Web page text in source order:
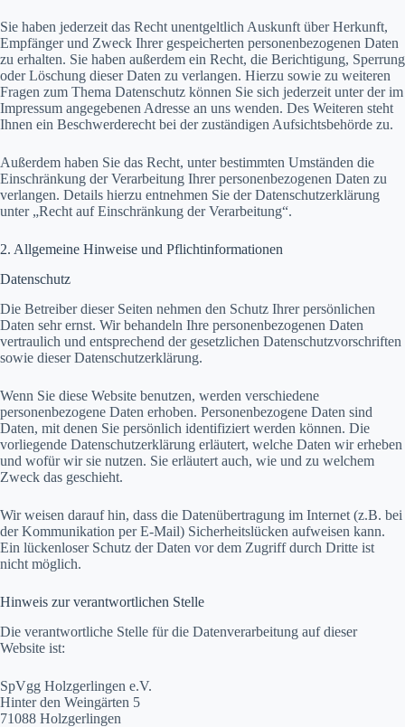
Sie haben jederzeit das Recht unentgeltlich Auskunft über Herkunft,
Empfänger und Zweck Ihrer gespeicherten personenbezogenen Daten
zu erhalten. Sie haben außerdem ein Recht, die Berichtigung, Sperrung
oder Löschung dieser Daten zu verlangen. Hierzu sowie zu weiteren
Fragen zum Thema Datenschutz können Sie sich jederzeit unter der im
Impressum angegebenen Adresse an uns wenden. Des Weiteren steht
Ihnen ein Beschwerderecht bei der zuständigen Aufsichtsbehörde zu.
Außerdem haben Sie das Recht, unter bestimmten Umständen die
Einschränkung der Verarbeitung Ihrer personenbezogenen Daten zu
verlangen. Details hierzu entnehmen Sie der Datenschutzerklärung
unter „Recht auf Einschränkung der Verarbeitung“.
2. Allgemeine Hinweise und Pflichtinformationen
Datenschutz
Die Betreiber dieser Seiten nehmen den Schutz Ihrer persönlichen
Daten sehr ernst. Wir behandeln Ihre personenbezogenen Daten
vertraulich und entsprechend der gesetzlichen Datenschutzvorschriften
sowie dieser Datenschutzerklärung.
Wenn Sie diese Website benutzen, werden verschiedene
personenbezogene Daten erhoben. Personenbezogene Daten sind
Daten, mit denen Sie persönlich identifiziert werden können. Die
vorliegende Datenschutzerklärung erläutert, welche Daten wir erheben
und wofür wir sie nutzen. Sie erläutert auch, wie und zu welchem
Zweck das geschieht.
Wir weisen darauf hin, dass die Datenübertragung im Internet (z.B. bei
der Kommunikation per E-Mail) Sicherheitslücken aufweisen kann.
Ein lückenloser Schutz der Daten vor dem Zugriff durch Dritte ist
nicht möglich.
Hinweis zur verantwortlichen Stelle
Die verantwortliche Stelle für die Datenverarbeitung auf dieser
Website ist:
SpVgg Holzgerlingen e.V.
Hinter den Weingärten 5
71088 Holzgerlingen